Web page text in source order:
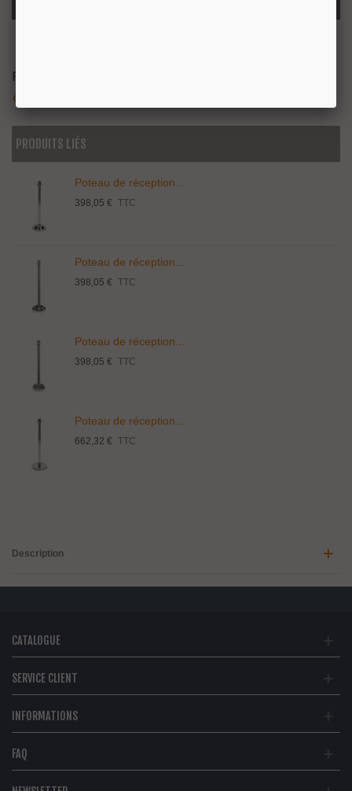
Référence:
PRODUITS LIÉS
Poteau de réception...
398,05 € TTC
Poteau de réception...
398,05 € TTC
Poteau de réception...
398,05 € TTC
Poteau de réception...
662,32 € TTC
Description
CATALOGUE
SERVICE CLIENT
INFORMATIONS
FAQ